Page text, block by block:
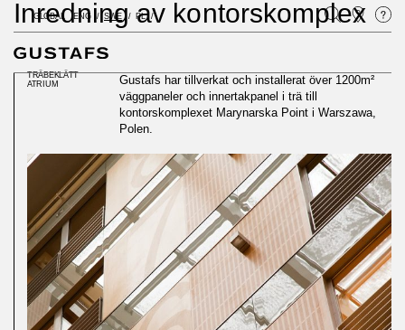
GLOBAL ENG SWE PL
Inredning av kontorskomplex
TRÄBEKLÄTT
ATRIUM
Gustafs har tillverkat och installerat över 1200m²
väggpaneler och innertakpanel i trä till
kontorskomplexet Marynarska Point i Warszawa,
Polen.